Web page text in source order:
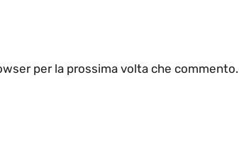
per la prossima volta che commento.